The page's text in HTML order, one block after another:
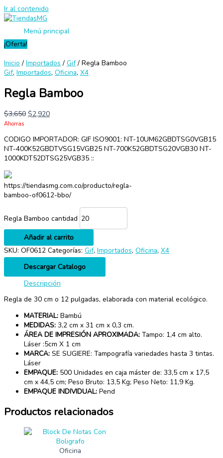
Ir al contenido
Menú principal
¡Oferta!
Inicio / Importados / Gif/ Regla Bamboo
Gif, Importados, Oficina, X4
Regla Bamboo
$3,650 $2,920
Ahorras
CODIGO IMPORTADOR: GIF ISO9001: NT-10UM62GBDTSG0VGB15
NT-400K52GBDTVSG15VGB25 NT-700K52GBDTSG20VGB30 NT-
1000KDT52DTSG25VGB35 ::
https://tiendasmg.com.co/producto/regla-
bamboo-of0612-bbo/
Regla Bamboo cantidad
Añadir al carrito
SKU: OF0612 Categorías: Gif, Importados, Oficina, X4
Descargar Catalogo
Descripción
Regla de 30 cm o 12 pulgadas, elaborada con material ecológico.
MATERIAL: Bambú
MEDIDAS: 3,2 cm x 31 cm x 0,3 cm.
ÁREA DE IMPRESIÓN APROXIMADA: Tampo: 1,4 cm alto.
Láser :5cm X 1 cm
MARCA: SE SUGIERE: Tampografía variedades hasta 3 tintas.
Láser
EMPAQUE: 500 Unidades en caja máster de: 33,5 cm x 17,5
cm x 44,5 cm; Peso Bruto: 13,5 Kg; Peso Neto: 11,9 Kg.
EMPAQUE INDIVIDUAL: Pend
Productos relacionados
Oficina